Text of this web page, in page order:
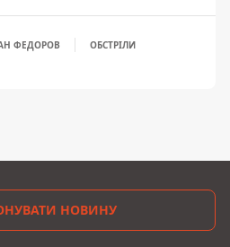
ФЕДОРОВ ОБСТРІЛИ
НОВИНУ